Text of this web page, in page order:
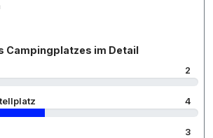
Campingplatzes im Detail
2
4
3